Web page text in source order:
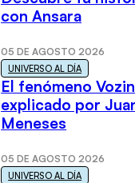
con Ansara
05 DE AGOSTO 2026
UNIVERSO AL DÍA
El fenómeno
explicado por
Meneses
05 DE AGOSTO 2026
UNIVERSO AL DÍA